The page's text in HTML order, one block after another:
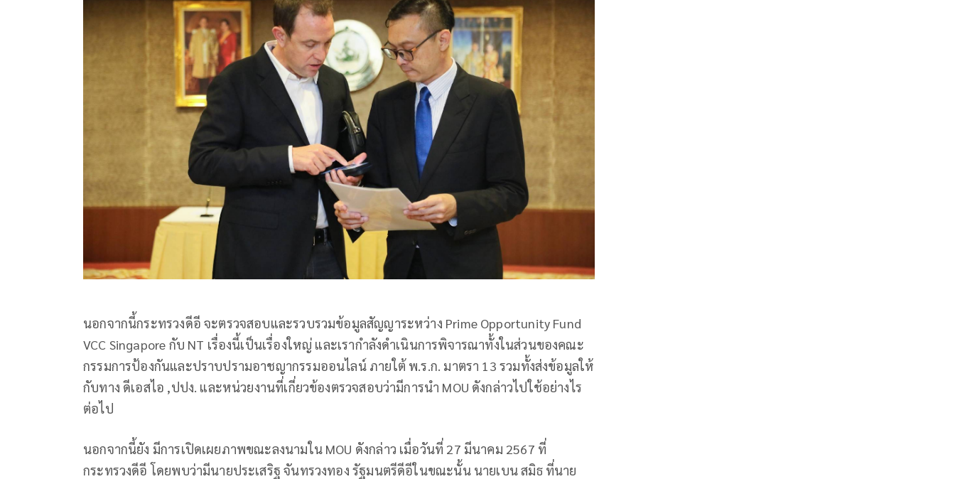
นอกจากนี้กระทรวงดีอี จะตรวจสอบและรวบรวมข้อมูลสัญญาระหว่าง Prime Opportunity Fund
VCC Singapore กับ NT เรื่องนี้เป็นเรื่องใหญ่ และเรากำลังดำเนินการพิจารณาทั้งในส่วนของคณะ
กรรมการป้องกันและปราบปรามอาชญากรรมออนไลน์ ภายใต้ พ.ร.ก. มาตรา 13 รวมทั้งส่งข้อมูลให้
กับทาง ดีเอสไอ ,ปปง. และหน่วยงานที่เกี่ยวข้องตรวจสอบว่ามีการนำ MOU ดังกล่าวไปใช้อย่างไร
ต่อไป
นอกจากนี้ยัง มีการเปิดเผยภาพขณะลงนามใน MOU ดังกล่าว เมื่อวันที่ 27 มีนาคม 2567 ที่
กระทรวงดีอี โดยพบว่ามีนายประเสริฐ จันทรวงทอง รัฐมนตรีดีอีในขณะนั้น นายเบน สมิธ ที่นาย